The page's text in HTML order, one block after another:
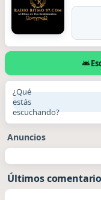
¿Qué
estás
escuchando?
Anuncios
Últimos